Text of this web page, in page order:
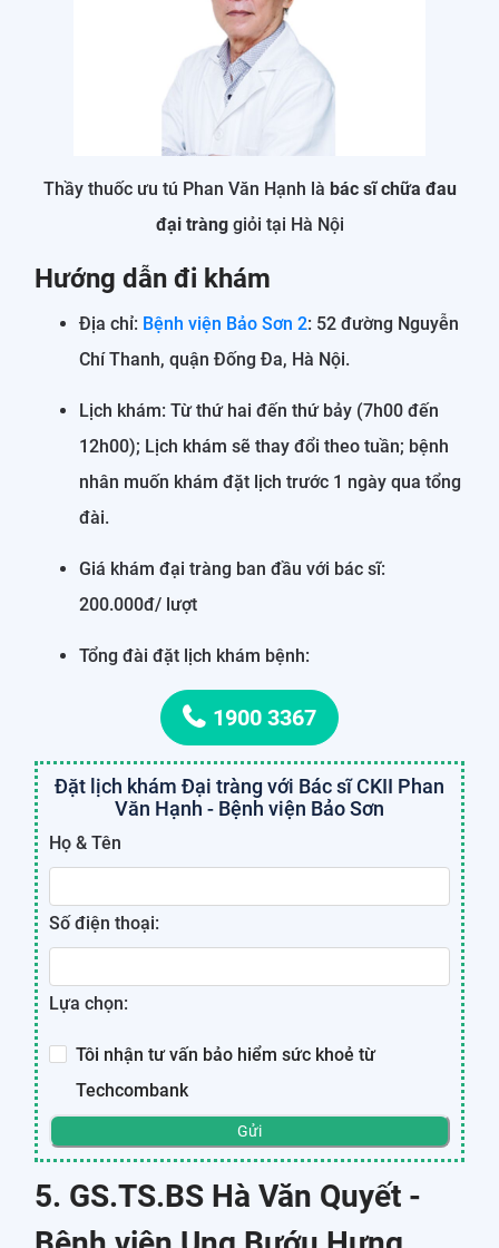
Thầy thuốc ưu tú Phan Văn Hạnh là bác sĩ chữa đau
đại trànggiỏi tại Hà Nội
Hướng dẫn đi khám
Địa chỉ: Bệnh viện Bảo Sơn 2: 52 đường Nguyễn
Chí Thanh, quận Đống Đa, Hà Nội.
Lịch khám: Từ thứ hai đến thứ bảy (7h00 đến
12h00); Lịch khám sẽ thay đổi theo tuần; bệnh
nhân muốn khám đặt lịch trước 1 ngày qua tổng
đài.
Giá khám đại tràng ban đầu với bác sĩ:
200.000đ/ lượt
Tổng đài đặt lịch khám bệnh:
1900 3367
Đặt lịch khám Đại tràng với Bác sĩ CKII Phan
Văn Hạnh - Bệnh viện Bảo Sơn
Họ & Tên
Số điện thoại:
Lựa chọn:
Tôi nhận tư vấn bảo hiểm sức khoẻ từ
Techcombank
Gửi
5. GS.TS.BS Hà Văn Quyết -